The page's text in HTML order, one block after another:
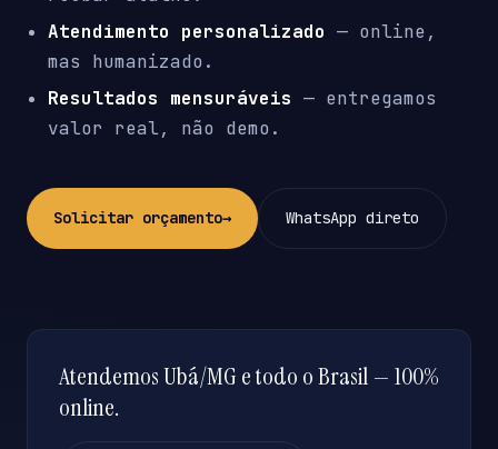
Atendimento personalizado — online,
mas humanizado.
Resultados mensuráveis — entregamos
valor real, não demo.
Solicitar orçamento→ WhatsApp direto
Atendemos Ubá/MG e todo o Brasil — 100%
online.